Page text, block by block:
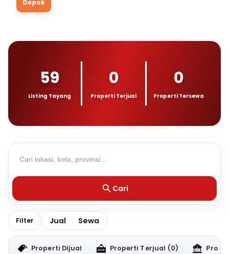
Depok
59
Listing Tayang
0
Properti Terjual
0
Properti Tersewa
Cari
Filter Jual Sewa
Properti Dijual Properti Terjual (0)